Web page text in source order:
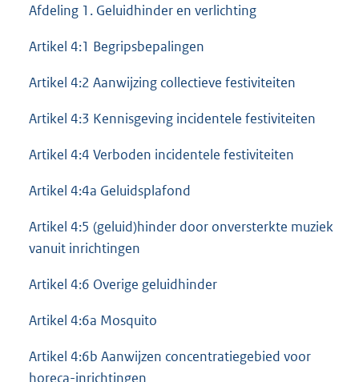
Afdeling 1. Geluidhinder en verlichting
Artikel 4:1 Begripsbepalingen
Artikel 4:2 Aanwijzing collectieve festiviteiten
Artikel 4:3 Kennisgeving incidentele festiviteiten
Artikel 4:4 Verboden incidentele festiviteiten
Artikel 4:4a Geluidsplafond
Artikel 4:5 (geluid)hinder door onversterkte muziek
vanuit inrichtingen
Artikel 4:6 Overige geluidhinder
Artikel 4:6a Mosquito
Artikel 4:6b Aanwijzen concentratiegebied voor
horeca-inrichtingen